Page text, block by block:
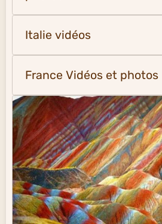
Italie vidéos
France Vidéos et photos